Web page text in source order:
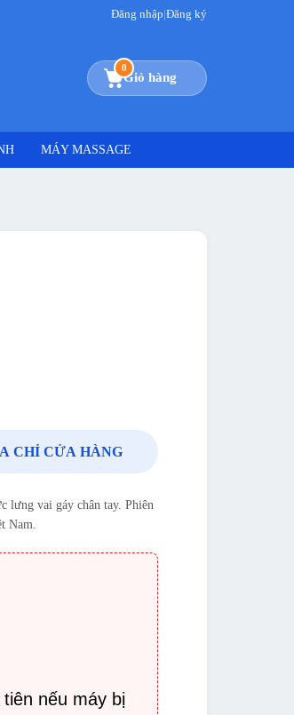
Đăng nhập|Đăng ký
0
Giỏ hàng
MÁY MASSAGE
CHỈ CỬA HÀNG
lưng vai gáy chân tay. Phiên
Nam.
nếu máy bị